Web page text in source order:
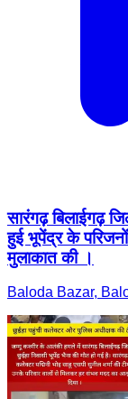
सारंगढ़ बिलाईगढ़
हुई भूपेंद्र के परिजनों
मुलाकात की ।
Baloda Bazar,